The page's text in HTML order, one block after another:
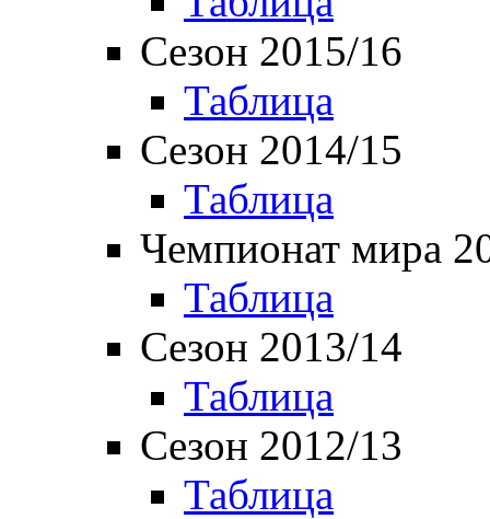
Сезон 2015/16
Таблица
Сезон 2014/15
Таблица
Чемпионат мира
Таблица
Сезон 2013/14
Таблица
Сезон 2012/13
Таблица